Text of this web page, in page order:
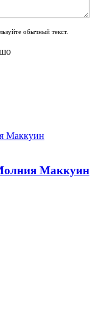
обычный текст.
Маккуин